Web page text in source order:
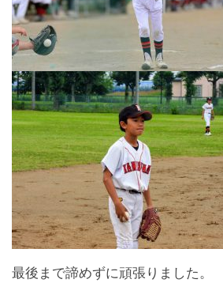
最後まで諦めずに頑張りました。